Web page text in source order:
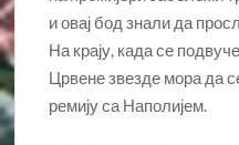
и овај бод знали да
На крају, када се
Црвене звезде мора да
ремију са Наполијем.